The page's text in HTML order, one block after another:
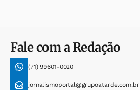
Fale com a Redação
(71) 99601-0020
jornalismoportal@grupoatarde.com.br